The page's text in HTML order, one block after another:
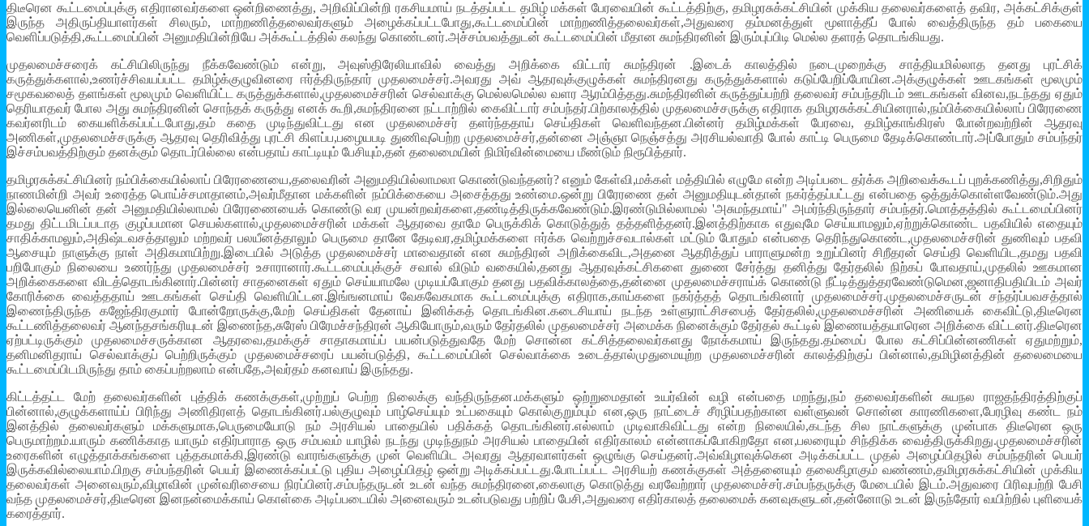
திடீரென கூட்டமைப்புக்கு எதிரானவர்களை ஒன்றிணைத்து, அறிவிப்பின்றி ரகசியமாய் நடத்தப்பட்ட தமிழ் மக்கள் பேரவையின் கூட்டத்திற்கு, தமிழரசுக்கட்சியின் முக்கிய தலைவர்களைத் தவிர, அக்கட்சிக்குள்
இருந்த அதிருப்தியாளர்கள் சிலரும், மாற்றணித்தலைவர்களும் அழைக்கப்பட்டபோது,கூட்டமைப்பின் மாற்றணித்தலைவர்கள்,அதுவரை தம்மனத்துள் மூளாத்தீப் போல் வைத்திருந்த தம் பகையை
வெளிப்படுத்தி,கூட்டமைப்பின் அனுமதியின்றியே அக்கூட்டத்தில் கலந்து கொண்டனர்.அச்சம்பவத்துடன் கூட்டமைப்பின் மீதான சுமந்திரனின் இரும்புப்பிடி மெல்ல தளரத் தொடங்கியது.
முதலமைச்சரைக் கட்சியிலிருந்து நீக்கவேண்டும் என்று, அவுஸ்திரேலியாவில் வைத்து அறிக்கை விட்டார் சுமந்திரன் .இடைக் காலத்தில் நடைமுறைக்கு சாத்தியமில்லாத தனது புரட்சிக்
கருத்துக்களால்,உணர்ச்சிவயப்பட்ட தமிழ்க்குழுவினரை ஈர்த்திருந்தார் முதலமைச்சர்.அவரது அவ் ஆதரவுக்குழுக்கள் சுமந்திரனது கருத்துக்களால் கடுப்பேறிப்போயின.அக்குழுக்கள் ஊடகங்கள் மூலமும்
சமூகவலைத் தளங்கள் மூலமும் வெளியிட்ட கருத்துக்களால்,முதலமைச்சரின் செல்வாக்கு மெல்லமெல்ல வளர ஆரம்பித்தது.சுமந்திரனின் கருத்துப்பற்றி தலைவர் சம்பந்தரிடம் ஊடகங்கள் வினவ,நடந்தது ஏதும்
தெரியாதவர் போல அது சுமந்திரனின் சொந்தக் கருத்து எனக் கூறி,சுமந்திரனை நட்டாற்றில் கைவிட்டார் சம்பந்தர்.பிற்காலத்தில் முதலமைச்சருக்கு எதிராக தமிழரசுக்கட்சியினரால்,நம்பிக்கையில்லாப் பிரேரணை
கவர்னரிடம் கையளிக்கப்பட்டபோது,தம் கதை முடிந்துவிட்டது என முதலமைச்சர் தளர்ந்ததாய் செய்திகள் வெளிவந்தன.பின்னர் தமிழ்மக்கள் பேரவை, தமிழ்காங்கிரஸ் போன்றவற்றின் ஆதரவு
அணிகள்,முதலமைச்சருக்கு ஆதரவு தெரிவித்து புரட்சி கிளப்ப,பழையபடி துணிவுபெற்ற முதலமைச்சர்,தன்னை அஞ்ஞா நெஞ்சத்து அரசியல்வாதி போல் காட்டி பெருமை தேடிக்கொண்டார்.அப்போதும் சம்பந்தர்
இச்சம்பவத்திற்கும் தனக்கும் தொடர்பில்லை என்பதாய் காட்டியும் பேசியும்,தன் தலைமையின் நிமிர்வின்மையை மீண்டும் நிரூபித்தார்.
தமிழரசுக்கட்சியினர் நம்பிக்கையில்லாப் பிரேரணையை,தலைவரின் அனுமதியில்லாமலா கொண்டுவந்தனர்? எனும் கேள்வி,மக்கள் மத்தியில் எழுமே என்ற அடிப்படை தர்க்க அறிவைக்கூடப் புறக்கணித்து,சிறிதும்
நாணமின்றி அவர் உரைத்த பொய்ச்சமாதானம்,அவர்மீதான மக்களின் நம்பிக்கையை அசைத்தது உண்மை.ஒன்று பிரேரணை தன் அனுமதியுடன்தான் நகர்த்தப்பட்டது என்பதை ஒத்துக்கொள்ளவேண்டும்.அது
இல்லையெனின் தன் அனுமதியில்லாமல் பிரேரணையைக் கொண்டு வர முயன்றவர்களை,தண்டித்திருக்கவேண்டும்.இரண்டுமில்லாமல் 'அசுமந்தமாய்" அமர்ந்திருந்தார் சம்பந்தர்.மொத்தத்தில் கூட்டமைப்பினர்
தமது திட்டமிடப்படாத குழப்பமான செயல்களால்,முதலமைச்சரின் மக்கள் ஆதரவை தாமே பெருக்கிக் கொடுத்துத் தத்தளித்தனர்.இனத்திற்காக எதுவுமே செய்யாமலும்,ஏற்றுக்கொண்ட பதவியில் எதையும்
சாதிக்காமலும்,அதிஷ்டவசத்தாலும் மற்றவர் பலயீனத்தாலும் பெருமை தானே தேடிவர,தமிழ்மக்களை ஈர்க்க வெற்றுச்சவடால்கள் மட்டும் போதும் என்பதை தெரிந்துகொண்ட,முதலமைச்சரின் துணிவும் பதவி
ஆசையும் நாளுக்கு நாள் அதிகமாயிற்று.இடையில் அடுத்த முதலமைச்சர் மாவைதான் என சுமந்திரன் அறிக்கைவிட,அதனை ஆதரித்துப் பாராளுமன்ற உறுப்பினர் சிறீதரன் செய்தி வெளியிட,தமது பதவி
பறிபோகும் நிலையை உணர்ந்து முதலமைச்சர் உசாரானார்.கூட்டமைப்புக்குச் சவால் விடும் வகையில்,தனது ஆதரவுக்கட்சிகளை துணை சேர்த்து தனித்து தேர்தலில் நிற்கப் போவதாய்,முதலில் ஊகமான
அறிக்கைகளை விடத்தொடங்கினார்.பின்னர் சாதனைகள் ஏதும் செய்யாமலே முடியப்போகும் தனது பதவிக்காலத்தை,தன்னை முதலமைச்சராய்க் கொண்டு நீட்டித்துத்தரவேண்டுமென,ஜனாதிபதியிடம் அவர்
கோரிக்கை வைத்ததாய் ஊடகங்கள் செய்தி வெளியிட்டன.இங்ஙனமாய் வேகவேகமாக கூட்டமைப்புக்கு எதிராக,காய்களை நகர்த்தத் தொடங்கினார் முதலமைச்சர்.முதலமைச்சருடன் சந்தர்ப்பவசத்தால்
இணைந்திருந்த கஜேந்திரகுமார் போன்றோருக்கு,மேற் செய்திகள் தேனாய் இனிக்கத் தொடங்கின.கடைசியாய் நடந்த உள்ளுராட்சிசபைத் தேர்தலில்,முதலமைச்சரின் அணியைக் கைவிட்டு,திடீரென
கூட்டணித்தலைவர் ஆனந்தசங்கரியுடன் இணைந்த,சுரேஸ் பிரேமச்சந்திரன் ஆகியோரும்,வரும் தேர்தலில் முதலமைச்சர் அமைக்க நினைக்கும் தேர்தல் கூட்டில் இணையத்தயாரென அறிக்கை விட்டனர்.திடீரென
ஏற்பட்டிருக்கும் முதலமைச்சருக்கான ஆதரவை,தமக்குச் சாதாகமாய்ப் பயன்படுத்துவதே மேற் சொன்ன கட்சித்தலைவர்களது நோக்கமாய் இருந்தது.தம்மைப் போல கட்சிப்பின்னணிகள் ஏதுமற்றும்,
தனிமனிதராய் செல்வாக்குப் பெற்றிருக்கும் முதலமைச்சரைப் பயன்படுத்தி, கூட்டமைப்பின் செல்வாக்கை உடைத்தால்முதுமையுற்ற முதலமைச்சரின் காலத்திற்குப் பின்னால்,தமிழினத்தின் தலைமையை
கூட்டமைப்பிடமிருந்து தாம் கைப்பற்றலாம் என்பதே,அவர்தம் கனவாய் இருந்தது.
கிட்டத்தட்ட மேற் தலைவர்களின் புத்திக் கணக்குகள்,முற்றுப் பெற்ற நிலைக்கு வந்திருந்தன.மக்களும் ஒற்றுமைதான் உயர்வின் வழி என்பதை மறந்து,நம் தலைவர்களின் சுயநல ராஜதந்திரத்திற்குப்
பின்னால்,குழுக்களாய்ப் பிரிந்து அணிதிரளத் தொடங்கினர்.பல்குழுவும் பாழ்செய்யும் உட்பகையும் கொல்குறும்பும் என,ஒரு நாட்டைச் சீரழிப்பதற்கான வள்ளுவன் சொன்ன காரணிகளை,பேரழிவு கண்ட நம்
இனத்தில் தலைவர்களும் மக்களுமாக,பெருமையோடு நம் அரசியல் பாதையில் பதிக்கத் தொடங்கினர்.எல்லாம் முடிவாகிவிட்டது என்ற நிலையில்,கடந்த சில நாட்களுக்கு முன்பாக திடீரென ஒரு
பெருமாற்றம்.யாரும் கணிக்காத யாரும் எதிர்பாராத ஒரு சம்பவம் யாழில் நடந்து முடிந்துநம் அரசியல் பாதையின் எதிர்காலம் என்னாகப்போகிறதோ என,பலரையும் சிந்திக்க வைத்திருக்கிறது.முதலமைச்சரின்
உரைகளின் எழுத்தாக்கங்களை புத்தகமாக்கி,இரண்டு வாரங்களுக்கு முன் வெளியிட அவரது ஆதரவாளர்கள் ஒழுங்கு செய்தனர்.அவ்விழாவுக்கென அடிக்கப்பட்ட முதல் அழைப்பிதழில் சம்பந்தரின் பெயர்
இருக்கவில்லையாம்.பிறகு சம்பந்தரின் பெயர் இணைக்கப்பட்டு புதிய அழைப்பிதழ் ஒன்று அடிக்கப்பட்டது.போடப்பட்ட அரசியற் கணக்குகள் அத்தனையும் தலைகீழாகும் வண்ணம்,தமிழரசுக்கட்சியின் முக்கிய
தலைவர்கள் அனைவரும்,விழாவின் முன்வரிசையை நிரப்பினர்.சம்பந்தருடன் உடன் வந்த சுமந்திரனை,கைலாகு கொடுத்து வரவேற்றார் முதலமைச்சர்.சம்பந்தருக்கு மேடையில் இடம்.அதுவரை பிரிவுபற்றி பேசி
வந்த முதலமைச்சர்,திடீரென இனநன்மைக்காய் கொள்கை அடிப்படையில் அனைவரும் உடன்படுவது பற்றிப் பேசி,அதுவரை எதிர்காலத் தலைமைக் கனவுகளுடன்,தன்னோடு உடன் இருந்தோர் வயிற்றில் புளியைக்
கரைத்தார்.